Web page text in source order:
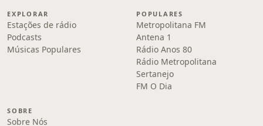
EXPLORAR
Estações de rádio
Podcasts
Músicas Populares
POPULARES
Metropolitana FM
Antena 1
Rádio Anos 80
Rádio Metropolitana
Sertanejo
FM O Dia
SOBRE
Sobre Nós